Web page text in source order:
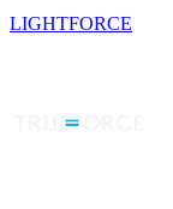
LIGHTFORCE